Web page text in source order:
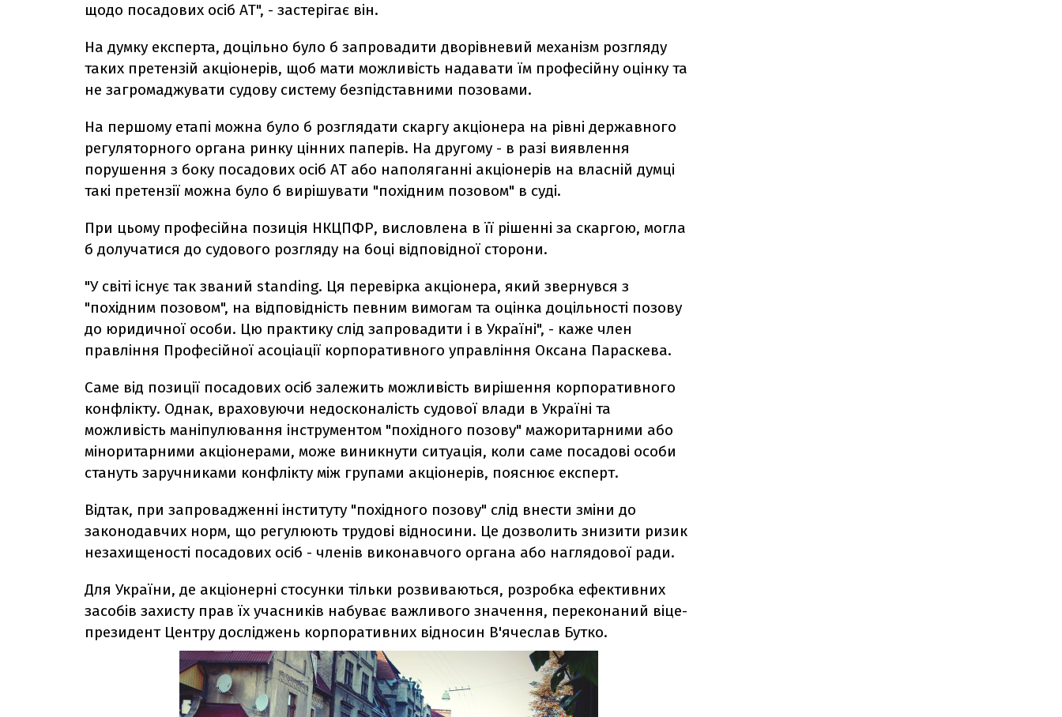
щодо посадових осіб АТ", - застерігає він.
На думку експерта, доцільно було б запровадити дворівневий механізм розгляду
таких претензій акціонерів, щоб мати можливість надавати їм професійну оцінку та
не загромаджувати судову систему безпідставними позовами.
На першому етапі можна було б розглядати скаргу акціонера на рівні державного
регуляторного органа ринку цінних паперів. На другому - в разі виявлення
порушення з боку посадових осіб АТ або наполяганні акціонерів на власній думці
такі претензії можна було б вирішувати "похідним позовом" в суді.
При цьому професійна позиція НКЦПФР, висловлена в її рішенні за скаргою, могла
б долучатися до судового розгляду на боці відповідної сторони.
"У світі існує так званий standing. Ця перевірка акціонера, який звернувся з
"похідним позовом", на відповідність певним вимогам та оцінка доцільності позову
до юридичної особи. Цю практику слід запровадити і в Україні", - каже член
правління Професійної асоціації корпоративного управління Оксана Параскева.
Саме від позиції посадових осіб залежить можливість вирішення корпоративного
конфлікту. Однак, враховуючи недосконалість судової влади в Україні та
можливість маніпулювання інструментом "похідного позову" мажоритарними або
міноритарними акціонерами, може виникнути ситуація, коли саме посадові особи
стануть заручниками конфлікту між групами акціонерів, пояснює експерт.
Відтак, при запровадженні інституту "похідного позову" слід внести зміни до
законодавчих норм, що регулюють трудові відносини. Це дозволить знизити ризик
незахищеності посадових осіб - членів виконавчого органа або наглядової ради.
Для України, де акціонерні стосунки тільки розвиваються, розробка ефективних
засобів захисту прав їх учасників набуває важливого значення, переконаний віце-
президент Центру досліджень корпоративних відносин В'ячеслав Бутко.